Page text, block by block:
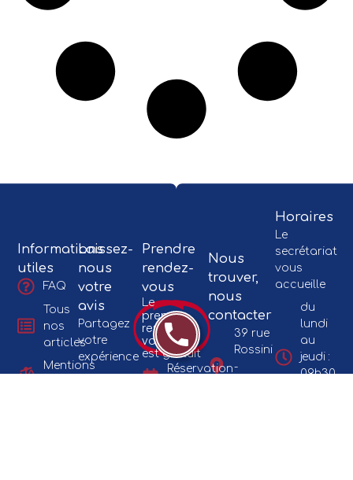
Horaires
Le
secrétariat
vous
accueille
du
lundi
au
jeudi :
09h30
Nous
trouver,
nous
contacter
39 rue
Rossini
-
Prendre
rendez-
vous
Le
premier
rendez-
vous
est gratuit
Réservation
Laissez-
nous
votre
avis
Partagez
votre
expérience
Informations
utiles
FAQ
Tous
nos
articles
Mentions